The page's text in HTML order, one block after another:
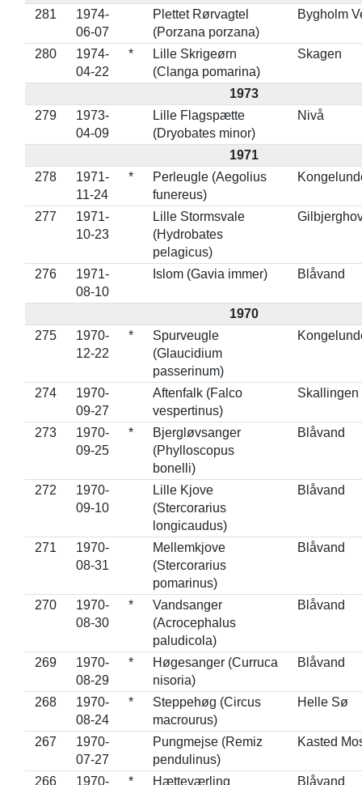
281
1974-
06-07
Plettet Rørvagtel
(Porzana porzana)
Bygholm
280
1974-
04-22
*
Lille Skrigeørn
(Clanga pomarina)
Skagen
1973
279
1973-
04-09
Lille Flagspætte
(Dryobates minor)
Nivå
1971
278
1971-
11-24
*
Perleugle (Aegolius
funereus)
277
1971-
10-23
Lille Stormsvale
(Hydrobates
pelagicus)
276
1971-
08-10
Islom (Gavia immer) Blåvand
1970
275
1970-
12-22
*
Spurveugle
(Glaucidium
passerinum)
274
1970-
09-27
Aftenfalk (Falco
vespertinus)
Skallingen
273
1970-
09-25
*
Bjergløvsanger
(Phylloscopus
bonelli)
Blåvand
272
1970-
09-10
Lille Kjove
(Stercorarius
longicaudus)
Blåvand
271
1970-
08-31
Mellemkjove
(Stercorarius
pomarinus)
Blåvand
270
1970-
08-30
*
Vandsanger
(Acrocephalus
paludicola)
Blåvand
269
1970-
08-29
*
Høgesanger (Curruca
nisoria)
Blåvand
268
1970-
08-24
*
Steppehøg (Circus
macrourus)
Helle Sø
267
1970-
07-27
Pungmejse (Remiz
pendulinus)
Kasted
266 1970- * Hætteværling Blåvand